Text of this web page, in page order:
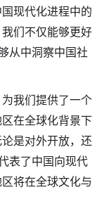
现代化进程中的
们不仅能够更好
从中洞察中国社
我们提供了一个
在全球化背景下
是对外开放，还
表了中国向现代
将在全球文化与